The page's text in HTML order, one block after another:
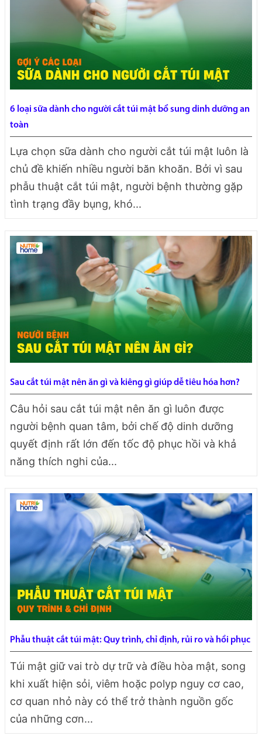
6 loại sữa dành cho người cắt túi mật bổ sung dinh dưỡng an
toàn
Lựa chọn sữa dành cho người cắt túi mật luôn là
chủ đề khiến nhiều người băn khoăn. Bởi vì sau
phẫu thuật cắt túi mật, người bệnh thường gặp
tình trạng đầy bụng, khó...
Sau cắt túi mật nên ăn gì và kiêng gì giúp dễ tiêu hóa hơn?
Câu hỏi sau cắt túi mật nên ăn gì luôn được
người bệnh quan tâm, bởi chế độ dinh dưỡng
quyết định rất lớn đến tốc độ phục hồi và khả
năng thích nghi của...
Phẫu thuật cắt túi mật: Quy trình, chỉ định, rủi ro và hồi phục
Túi mật giữ vai trò dự trữ và điều hòa mật, song
khi xuất hiện sỏi, viêm hoặc polyp nguy cơ cao,
cơ quan nhỏ này có thể trở thành nguồn gốc
của những cơn...